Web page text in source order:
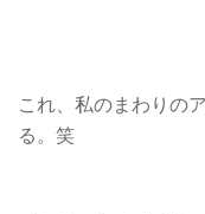
これ、私のまわりの
る。笑